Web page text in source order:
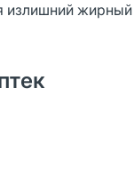
излишний жирный